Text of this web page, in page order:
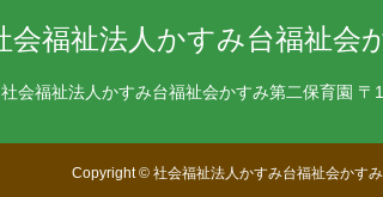
社会福祉法人かすみ台福祉会かすみ第二保育園 〒
Copyright© 社会福祉法人かすみ台福祉会かす